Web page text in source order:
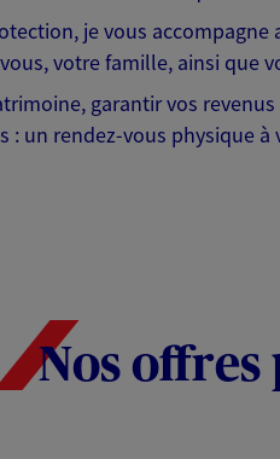
je vous
votre famille, ainsi que
garantir vos revenus
: un rendez-vous
Nos offres